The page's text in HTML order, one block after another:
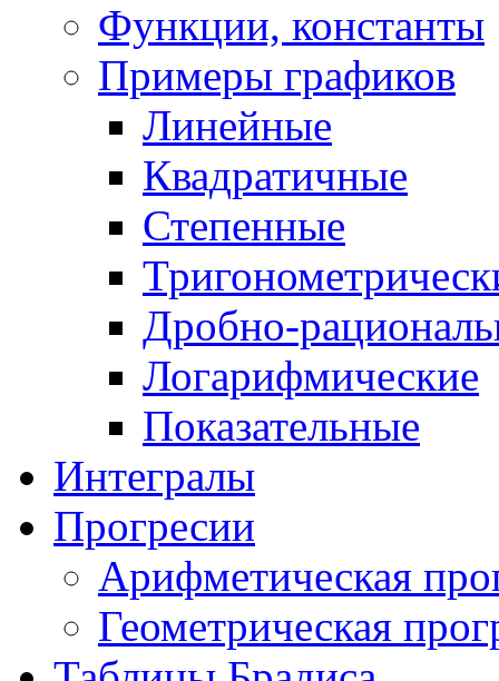
Функции, константы
Примеры графиков
Линейные
Квадратичные
Степенные
Дробно-
Логарифмические
Показательные
Интегралы
Прогресии
Арифметическая
Геометрическая